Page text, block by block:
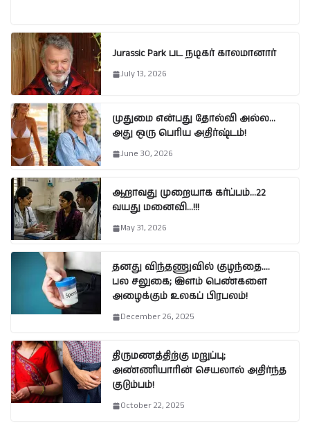
Jurassic Park பட நடிகர் காலமானார்
July 13, 2026
முதுமை என்பது தோல்வி அல்ல…
அது ஒரு பெரிய அதிர்ஷ்டம்!
June 30, 2026
ஆறாவது முறையாக கர்ப்பம்…22
வயது மனைவி…!!!
May 31, 2026
தனது விந்தணுவில் குழந்தை….
பல சலுகை; இளம் பெண்களை
அழைக்கும் உலகப் பிரபலம்!
December 26, 2025
திருமணத்திற்கு மறுப்பு;
அண்ணியாரின் செயலால் அதிர்ந்த
குடும்பம்!
October 22, 2025